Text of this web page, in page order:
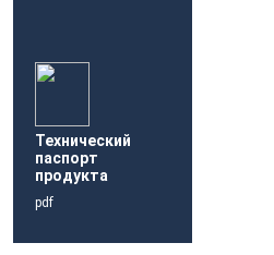
Технический
паспорт
продукта
pdf